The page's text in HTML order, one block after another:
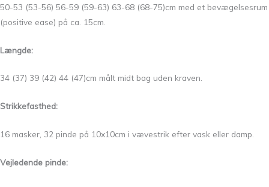
50-53 (53-56) 56-59 (59-63) 63-68 (68-75)cm med et bevægelsesrum
(positive ease) på ca. 15cm.
Længde:
34 (37) 39 (42) 44 (47)cm målt midt bag uden kraven.
Strikkefasthed:
16 masker, 32 pinde på 10x10cm i vævestrik efter vask eller damp.
Vejledende pinde: